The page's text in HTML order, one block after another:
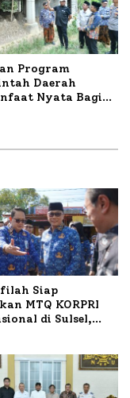
Program
Daerah
Nyata Bagi
di Desa Bataal
Siap
MTQ KORPRI
di Sulsel,